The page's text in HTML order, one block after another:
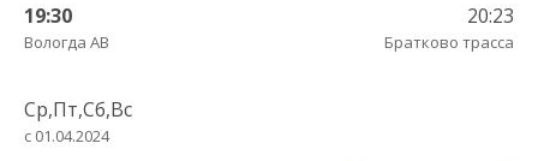
19:30
Вологда АВ
20:23
Братково трасса
Ср,Пт,Сб,Вс
с 01.04.2024